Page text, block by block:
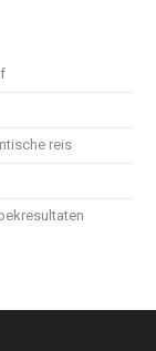
reis